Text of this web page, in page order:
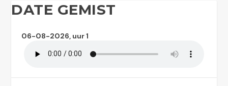
DATE GEMIST
06-08-2026, uur 1